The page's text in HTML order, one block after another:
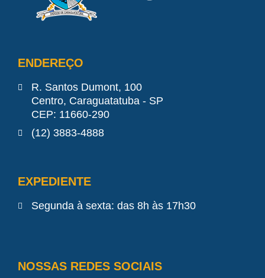
ENDEREÇO
R. Santos Dumont, 100
Centro, Caraguatatuba - SP
CEP: 11660-290
(12) 3883-4888
EXPEDIENTE
Segunda à sexta: das 8h às 17h30
NOSSAS REDES SOCIAIS